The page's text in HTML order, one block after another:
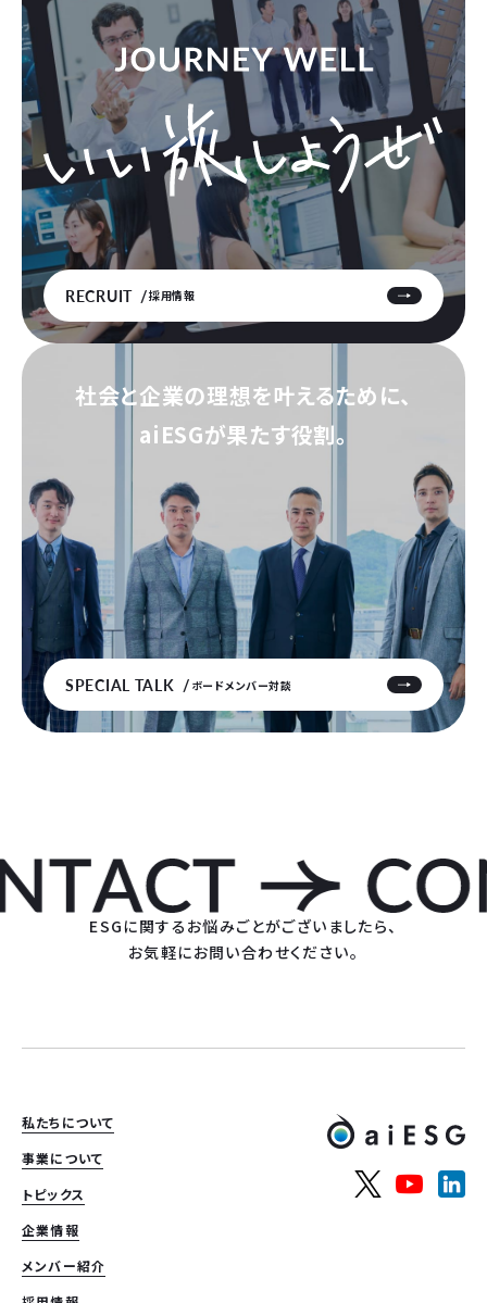
RECRUIT 採用情報
社会と企業の理想を叶えるために、
aiESGが果たす役割。
SPECIAL TALK ボードメンバー対談
ESGに関するお悩みごとがございましたら、
お気軽にお問い合わせください。
私たちについて
事業について
トピックス
企業情報
メンバー紹介